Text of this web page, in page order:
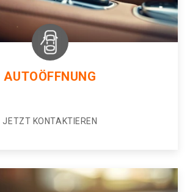
AUTOÖFFNUNG
JETZT KONTAKTIEREN